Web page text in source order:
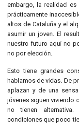
embargo, la realidad
prácticamente
altos de Cataluña y el
asumir un joven. El
nuestro futuro aquí no
no por elección.
Esto tiene grandes
hablamos de vidas. De
aplazan y de una
jóvenes siguen viviendo
no tienen
condiciones que poco